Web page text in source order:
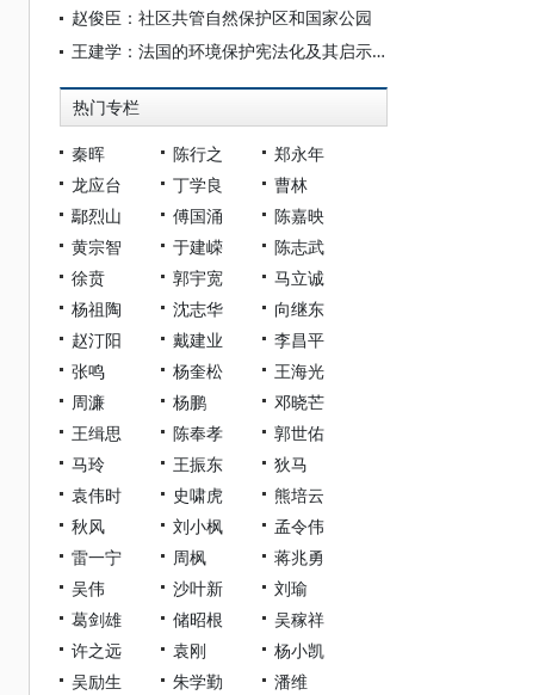
赵俊臣：社区共管自然保护区和国家公园
王建学：法国的环境保护宪法化及其启示——以环境公益与环境人权的关系为主线
热门专栏
秦晖 陈行之
郑永年
龙应台
丁学良
曹林
鄢烈山
傅国涌
陈嘉映
黄宗智
于建嵘
陈志武
徐贲
郭宇宽
马立诚
杨祖陶
沈志华
向继东
赵汀阳
戴建业
李昌平
张鸣
杨奎松
王海光
周濂
杨鹏
邓晓芒
王缉思
陈奉孝
郭世佑
马玲
王振东
狄马
袁伟时
史啸虎
熊培云
秋风
刘小枫
孟令伟
雷一宁
周枫
蒋兆勇
吴伟
沙叶新
刘瑜
葛剑雄
储昭根
吴稼祥
许之远
袁刚
杨小凯
吴励生
朱学勤
潘维